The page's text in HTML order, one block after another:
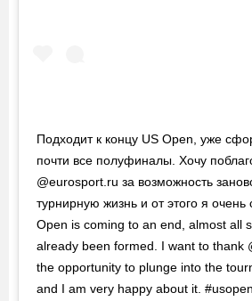
Подходит к концу US Open, уже
почти все полуфиналы. Хочу
@eurosport.ru за возможность
турнирную жизнь и от этого я очень
Open is coming to an end, almost all
already been formed. I want to thank
the opportunity to plunge into the
and I am very happy about it.